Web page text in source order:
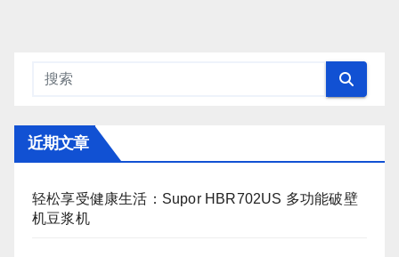
近期文章
轻松享受健康生活：Supor HBR702US 多功能破壁
机豆浆机